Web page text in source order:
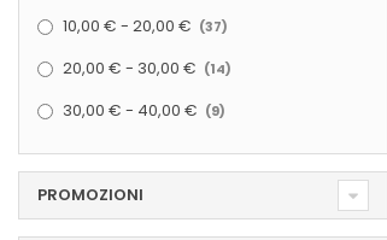
10,00 € - 20,00 € 37
20,00 € - 30,00 € 14
30,00 € - 40,00 € 9
PROMOZIONI